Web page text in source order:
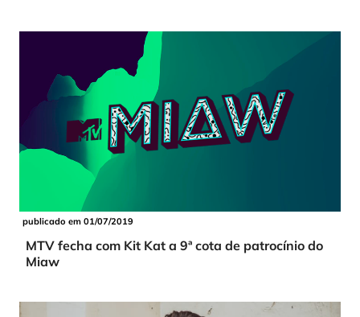
publicado em 01/07/2019
MTV fecha com Kit Kat a 9ª cota de patrocínio do
Miaw